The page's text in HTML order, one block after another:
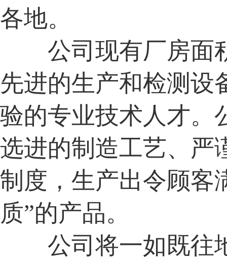
各地。
公司现有厂房面
先进的生产和检测设
验的专业技术人才。
选进的制造工艺、严
制度，生产出令顾客
质”的产品。
公司将一如既往